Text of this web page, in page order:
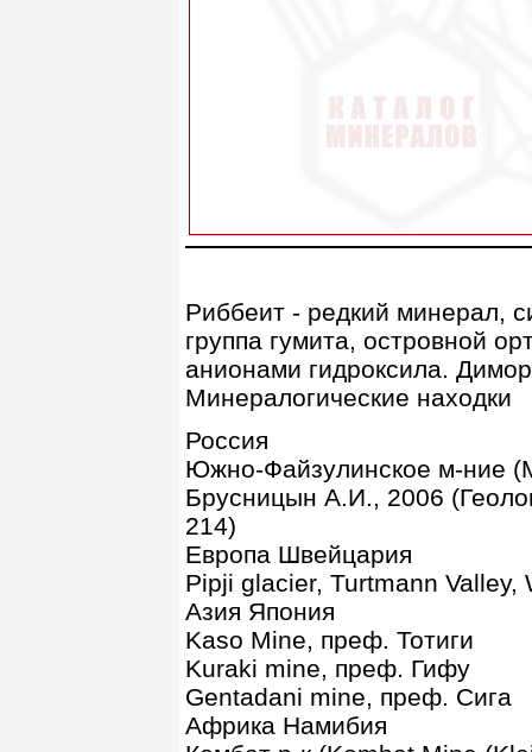
Риббеит - редкий минерал,
группа гумита, островной
анионами гидроксила.
Минералогические находки
Россия
Южно-Файзулинское м-ние
Брусницын А.И., 2006
214)
Европа Швейцария
Pipji glacier, Turtmann
Азия Япония
Kaso Mine, преф. Тотиги
Kuraki mine, преф. Гифу
Gentadani mine, преф. Сига
Африка Намибия